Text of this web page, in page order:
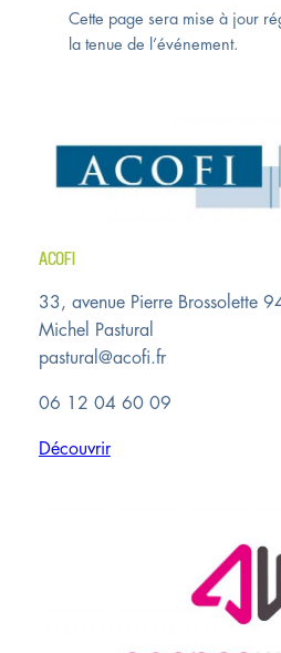
Cette page sera mise à jour
la tenue de l’événement.
ACOFI
33, avenue Pierre Brossolette
Michel Pastural
pastural@acofi.fr
06 12 04 60 09
Découvrir